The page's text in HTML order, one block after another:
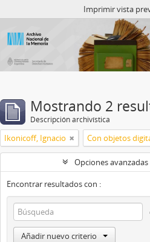
Imprimir vista
Mostrando 2
Descripción archivística
Ikonicoff, Ignacio Con objetos
Opciones
Encontrar resultados con :
Añadir nuevo criterio